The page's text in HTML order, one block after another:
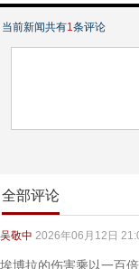
当前新闻共有1条评论
全部评论
吴敬中 2026年06月12日
埃博拉的伤害乘以一百